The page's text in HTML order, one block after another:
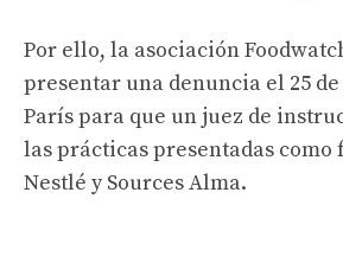
Por ello, la asociación
presentar una denuncia el 25
París para que un juez de
las prácticas presentadas
Nestlé y Sources Alma.